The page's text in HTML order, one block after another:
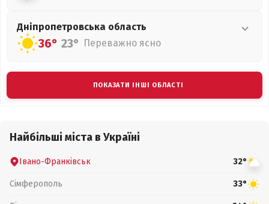
Дніпропетровська область
36° 23° Переважно ясно
ПОКАЗАТИ ІНШІ ОБЛАСТІ
Найбільші міста в Україні
Івано-Франківськ 32°
Сімферополь 33°